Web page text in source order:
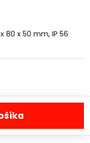
80 x 50 mm, IP 56